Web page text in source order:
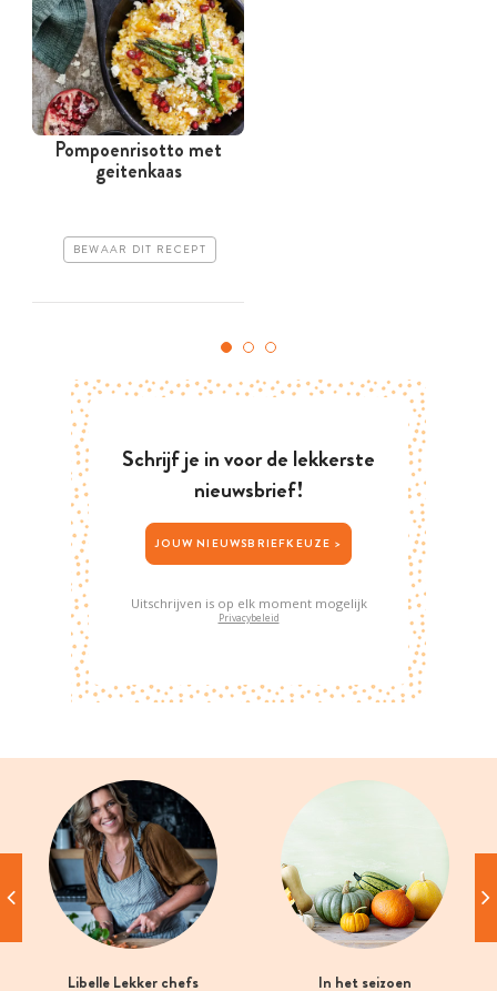
Pompoenrisotto met
geitenkaas
BEWAAR DIT RECEPT
Schrijf je in voor de lekkerste
nieuwsbrief!
JOUW NIEUWSBRIEFKEUZE >
Uitschrijven is op elk moment mogelijk
Privacybeleid
Libelle Lekker chefs In het seizoen